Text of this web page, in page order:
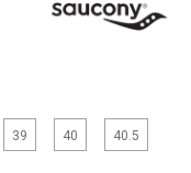
39 40 40.5